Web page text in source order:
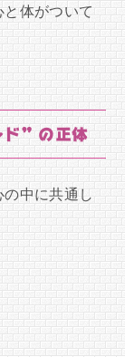
体がついて
ド”の正体
中に共通し